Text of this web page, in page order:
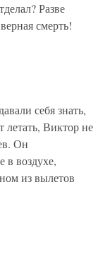
Разве
смерть!
себя знать,
летать, Виктор не
Он
в воздухе,
из вылетов